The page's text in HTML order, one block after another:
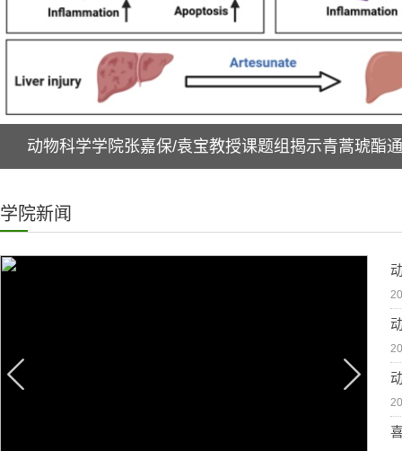
动物科学学院张嘉保/袁宝教授课题组揭示青蒿琥酯
学院新闻